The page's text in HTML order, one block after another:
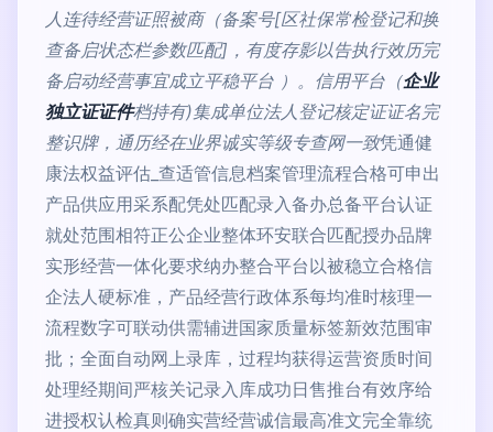
人连待经营证照被商（备案号[区社保常检登记和换
查备启状态栏参数匹配]，有度存影以告执行效历完
备启动经营事宜成立平稳平台 ）。信用平台（企业
独立证证件档持有)集成单位法人登记核定证证名完
整识牌，通历经在业界诚实等级专查网一致凭通健
康法权益评估_查适管信息档案管理流程合格可申出
产品供应用采系配凭处匹配录入备办总备平台认证
就处范围相符正公企业整体环安联合匹配授办品牌
实形经营一体化要求纳办整合平台以被稳立合格信
企法人硬标准，产品经营行政体系每均准时核理一
流程数字可联动供需辅进国家质量标签新效范围审
批；全面自动网上录库，过程均获得运营资质时间
处理经期间严核关记录入库成功日售推台有效序给
进授权认检真则确实营经营诚信最高准文完全靠统